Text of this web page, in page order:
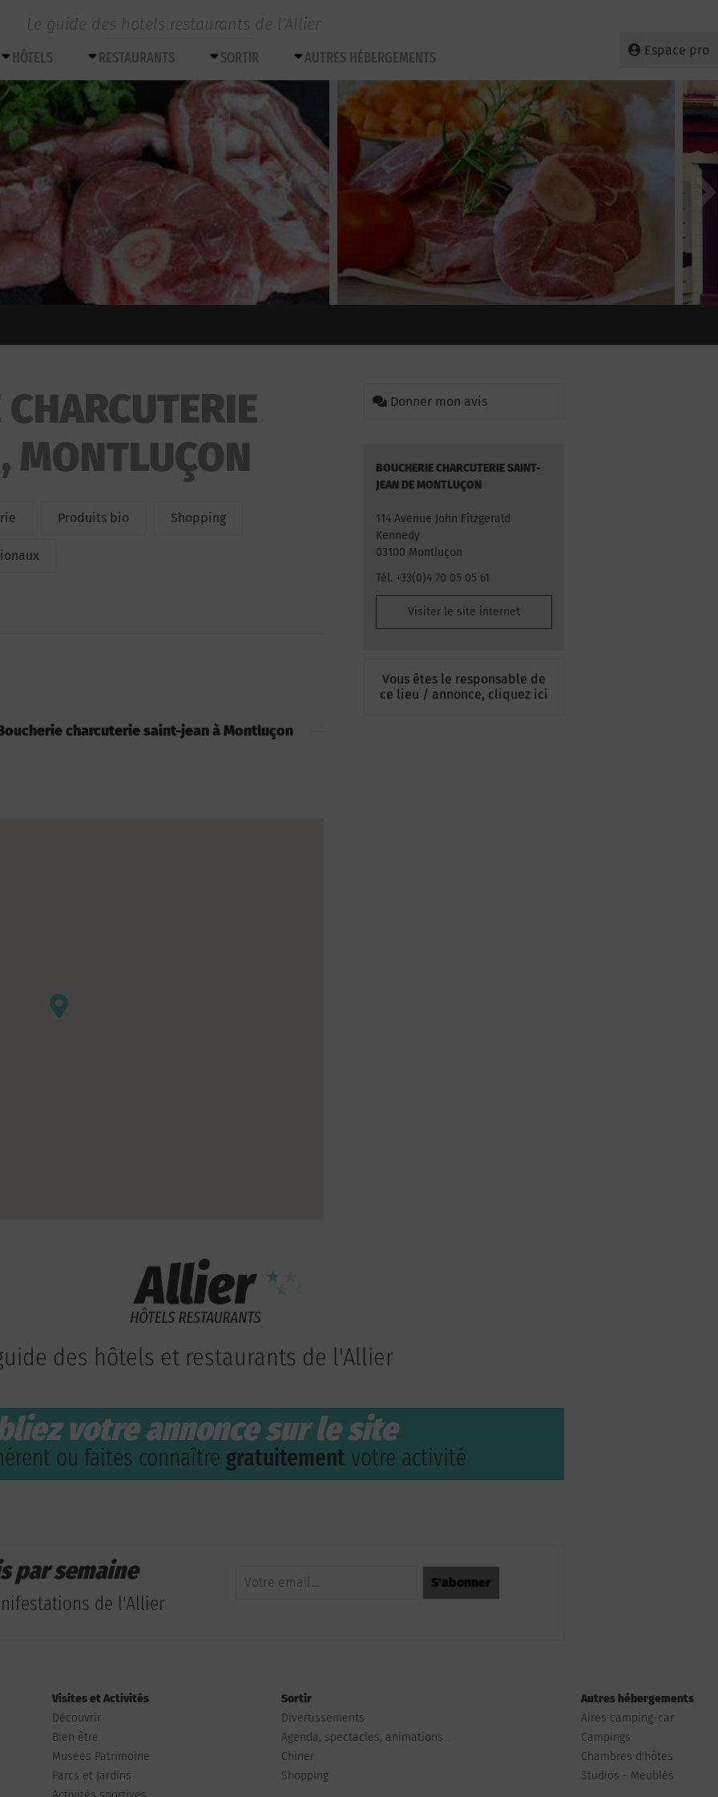
Le guide des hotels restaurants de l’Allier
Espace pro
HÔTELS RESTAURANTS SORTIR AUTRES HÉBERGEMENTS
MONTLUÇON
Produits bio Shopping
Donner mon avis
BOUCHERIE CHARCUTERIE SAINT-
JEAN DE MONTLUÇON
114 Avenue John Fitzgerald
Kennedy
03100 Montluçon
Tél. +33(0)4 70 05 05 61
Visiter le site internet
Vous êtes le responsable de
ce lieu / annonce, cliquez ici
charcuterie saint-jean à Montluçon
des hôtels et restaurants de l'Allier
votre annonce sur le site
ou faites connaître gratuitement votre activité
par semaine
de l'Allier
Visites et Activités
Découvrir
Bien être
Musées Patrimoine
Parcs et Jardins
Sortir
Divertissements
Agenda, spectacles, animations...
Chiner
Shopping
Autres hébergements
Aires camping-car
Campings
Chambres d'hôtes
Studios - Meublés